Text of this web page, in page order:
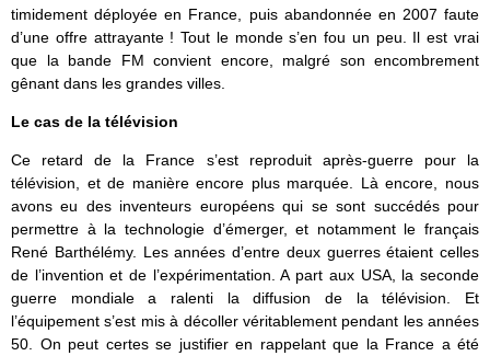
timidement déployée en France, puis abandonnée en 2007 faute
d’une offre attrayante ! Tout le monde s’en fou un peu. Il est vrai
que la bande FM convient encore, malgré son encombrement
gênant dans les grandes villes.
Le cas de la télévision
Ce retard de la France s’est reproduit après-guerre pour la
télévision, et de manière encore plus marquée. Là encore, nous
avons eu des inventeurs européens qui se sont succédés pour
permettre à la technologie d’émerger, et notamment le français
René Barthélémy. Les années d’entre deux guerres étaient celles
de l’invention et de l’expérimentation. A part aux USA, la seconde
guerre mondiale a ralenti la diffusion de la télévision. Et
l’équipement s’est mis à décoller véritablement pendant les années
50. On peut certes se justifier en rappelant que la France a été